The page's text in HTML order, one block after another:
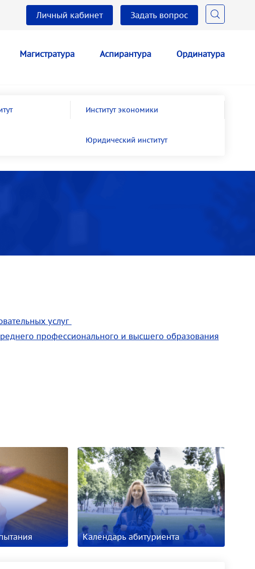
Личный кабинет Задать вопрос
Магистратура Аспирантура Ординатура
Институт экономики
Юридический институт
услуг
профессионального и высшего образования
Календарь абитуриента